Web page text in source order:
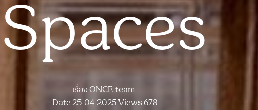
Spaces
เรื่องONCE-team
Date 25-04-2025Views 678